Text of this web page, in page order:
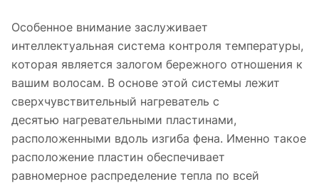
Особенное внимание заслуживает
интеллектуальная система контроля температуры,
которая является залогом бережного отношения к
вашим волосам. В основе этой системы лежит
сверхчувствительный нагреватель с
десятью нагревательными пластинами,
расположенными вдоль изгиба фена. Именно такое
расположение пластин обеспечивает
равномерное распределение тепла по всей